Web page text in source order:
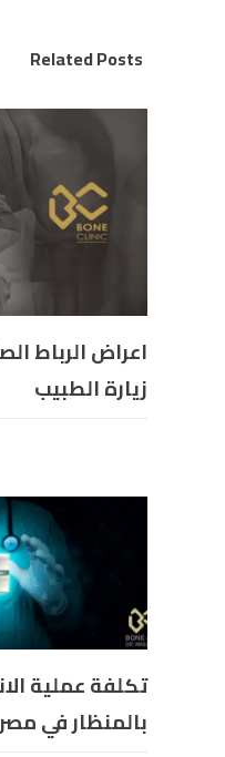
Related Posts
اعراض الرباط
زيارة الطبيب
تكلفة عملية
بالمنظار في مصر 2025